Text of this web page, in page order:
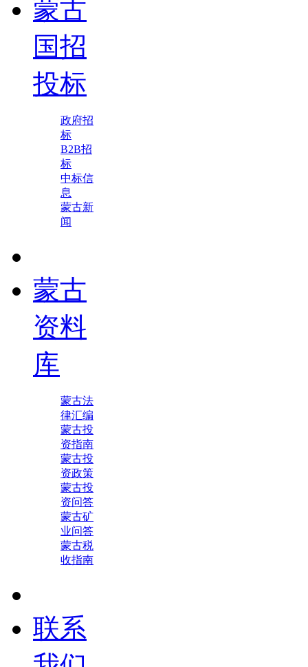
蒙古
国招
投标
政府招
标
B2B招
标
中标信
息
蒙古新
闻
蒙古
资料
库
蒙古法
律汇编
蒙古投
资指南
蒙古投
资政策
蒙古投
资问答
蒙古矿
业问答
蒙古税
收指南
联系